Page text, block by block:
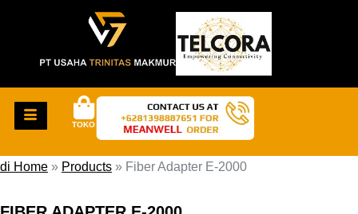
TOKO
di Home » Products » Fiber Adapter E-2000